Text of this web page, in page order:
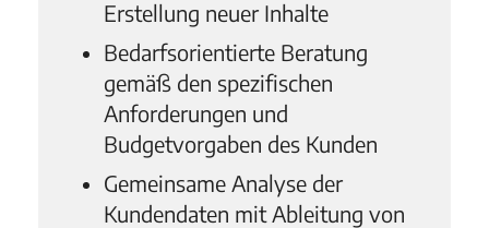
Erstellung neuer Inhalte
Bedarfsorientierte Beratung
gemäß den spezifischen
Anforderungen und
Budgetvorgaben des Kunden
Gemeinsame Analyse der
Kundendaten mit Ableitung von